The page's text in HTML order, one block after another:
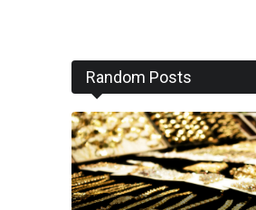
Random Posts